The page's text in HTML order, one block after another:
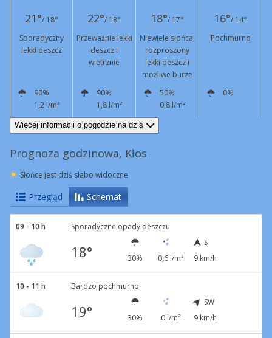
21°/ 18° 22°/ 18° 18°/ 17° 16°/ 14°
Sporadyczny
lekki deszcz
Przeważnie lekki
deszcz i
wietrznie
Niewiele słońca,
rozproszony
lekki deszcz i
możliwe burze
Pochmurno
90%
1,2 l/m²
90%
1,8 l/m²
50%
0,8 l/m²
0%
S
9 km/h W
8 km/h
Więcej informacji o pogodzie na dziś
Prognoza godzinowa, Kłos
Słońce jest dziś słabo widoczne
Przegląd Schemat
09 - 10 h Sporadyczne opady deszczu
18° 30% 0,6 l/m²
S
9 km/h
10 - 11 h Bardzo pochmurno
19° 30% 0 l/m²
SW
9 km/h